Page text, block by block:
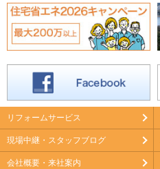
リフォームサービス
現場中継・スタッフブログ
会社概要・来社案内